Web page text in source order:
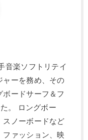
音楽ソフトリテイ
ャーを務め、その
ードサーフ＆フ
。 ロングボー
スノーボードなど
ファッション、映